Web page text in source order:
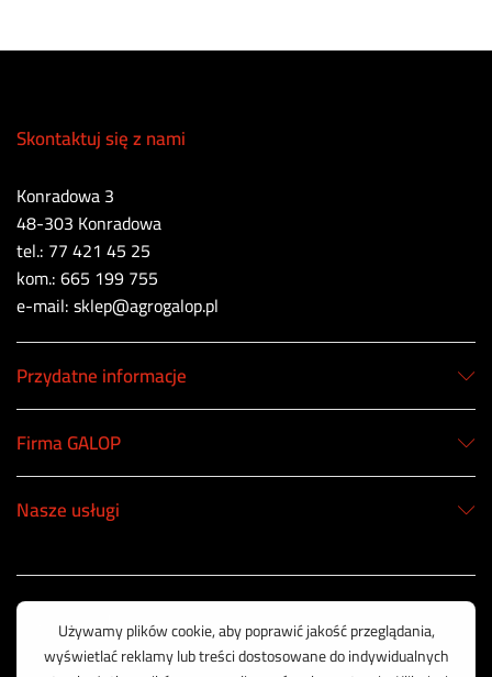
Skontaktuj się z nami
Konradowa 3
48-303 Konradowa
tel.: 77 421 45 25
kom.: 665 199 755
e-mail: sklep@agrogalop.pl
Przydatne informacje
Firma GALOP
Nasze usługi
Korzystamy z bezpiecznych płatności